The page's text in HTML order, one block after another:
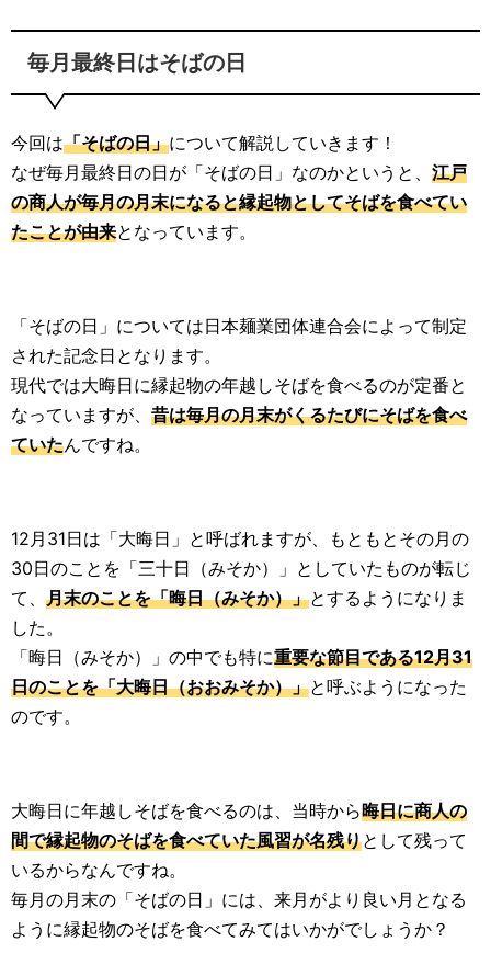
毎月最終日はそばの日
今回は「そばの日」について解説していきます！
なぜ毎月最終日の日が「そばの日」なのかというと、 江戸
の商人が毎月の月末になると縁起物としてそばを食べてい
たことが由来となっています。
「そばの日」については日本麺業団体連合会によって制定
された記念日となります。
現代では大晦日に縁起物の年越しそばを食べるのが定番と
なっていますが、 昔は毎月の月末がくるたびにそばを食べ
ていたんですね。
12月31日は「大晦日」と呼ばれますが、もともとその月の
30日のことを「三十日（みそか）」としていたものが転じ
て、 月末のことを「晦日（みそか）」とするようになりま
した。
「晦日（みそか）」の中でも特に重要な節目である12月31
日のことを「大晦日（おおみそか）」と呼ぶようになった
のです。
大晦日に年越しそばを食べるのは、当時から晦日に商人の
間で縁起物のそばを食べていた風習が名残りとして残って
いるからなんですね。
毎月の月末の「そばの日」には、来月がより良い月となる
ように縁起物のそばを食べてみてはいかがでしょうか？